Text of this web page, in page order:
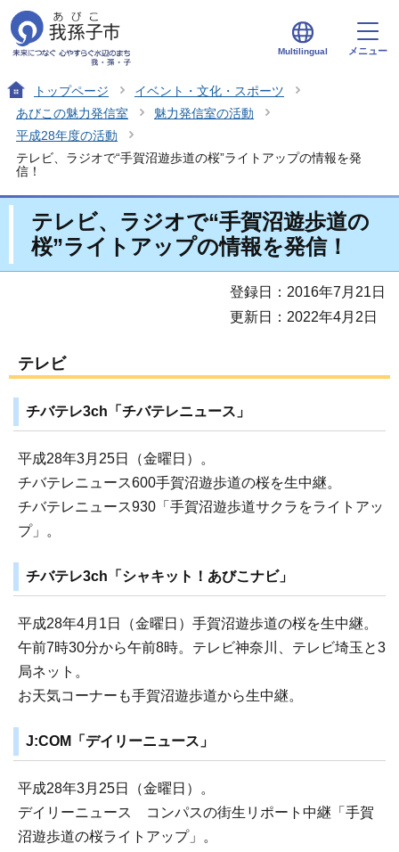
Multilingual メニュー
トップページ
イベント・文化・スポーツ
あびこの魅力発信室
魅力発信室の活動
平成28年度の活動
テレビ、ラジオで“手賀沼遊歩道の桜”ライトアップの情報を発
信！
テレビ、ラジオで“手賀沼遊歩道の
桜”ライトアップの情報を発信！
登録日：2016年7月21日
更新日：2022年4月2日
テレビ
チバテレ3ch「チバテレニュース」
平成28年3月25日（金曜日）。
チバテレニュース600手賀沼遊歩道の桜を生中継。
チバテレニュース930「手賀沼遊歩道サクラをライトアッ
プ」。
チバテレ3ch「シャキット！あびこナビ」
平成28年4月1日（金曜日）手賀沼遊歩道の桜を生中継。
午前7時30分から午前8時。テレビ神奈川、テレビ埼玉と3
局ネット。
お天気コーナーも手賀沼遊歩道から生中継。
J:COM「デイリーニュース」
平成28年3月25日（金曜日）。
デイリーニュース コンパスの街生リポート中継「手賀
沼遊歩道の桜ライトアップ」。